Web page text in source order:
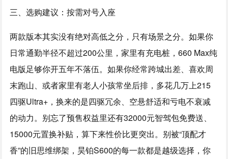
三、选购建议：按需对号入座
两款版本其实没有绝对高低之分，只有场景之分。如果你
日常通勤半径不超过200公里，家里有充电桩，660 Max纯
电版足够你开五年不落伍。如果你经常跨城出差、喜欢周
末跑山、或者家里有老人小孩常坐后排，多花几万上215
四驱Ultra+，换来的是四驱冗余、空悬舒适和亏电不衰减
的动力。别忘了预售权益里还有32000元智驾包免费送、
15000元置换补贴，算下来性价比更突出。别被“顶配才
香”的旧思维绑架，昊铂S600的每一款都是越级选择，你